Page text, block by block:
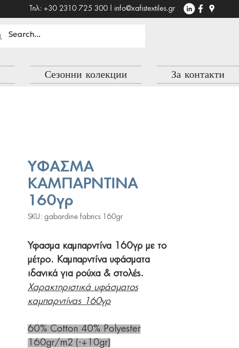
Τηλ: +30 2310 725 300 | info@xafistextiles.gr
Сезонни колекции За контакти
ΥΦΑΣΜΑ
ΚΑΜΠΑΡΝΤΙΝΑ
160γρ
SKU: gabardine fabrics 160gr
Ύφασμα καμπαρντίνα 160γρ με το
μέτρο. Καμπαρντίνα υφάσματα
ιδανικά για ρούχα & στολές.
Χαρακτηριστικά υφάσματος
καμπαρντίνας 160γρ
60% Cotton 40% Polyester
160gr/m2 (-+10gr)